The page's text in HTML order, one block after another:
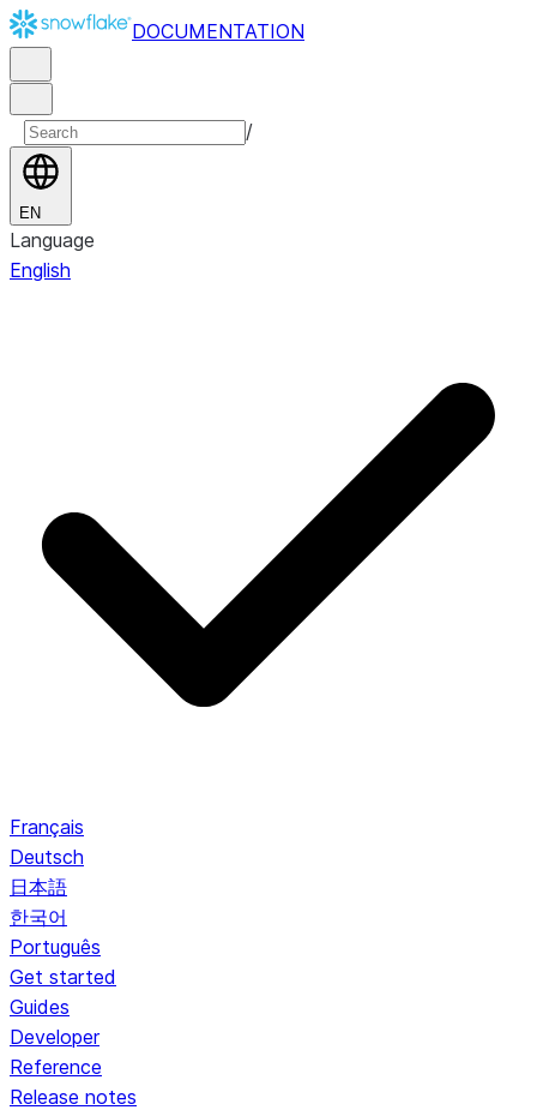
DOCUMENTATION
/
EN
Language
English
Français
Deutsch
日本語
한국어
Português
Get started
Guides
Developer
Reference
Release notes